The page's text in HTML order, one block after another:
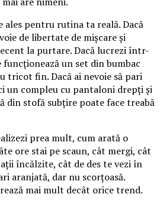
ales pentru rutina ta reală. Dacă
de libertate de mișcare și
la purtare. Dacă lucrezi într-
un set din bumbac
tricot fin. Dacă ai nevoie să pari
un compleu cu pantaloni drepți și
din stofă subțire poate face treabă
prea mult, cum arată o
ore stai pe scaun, cât mergi, cât
încălzite, cât de des te vezi în
aranjată, dar nu scorțoasă.
mai mult decât orice trend.